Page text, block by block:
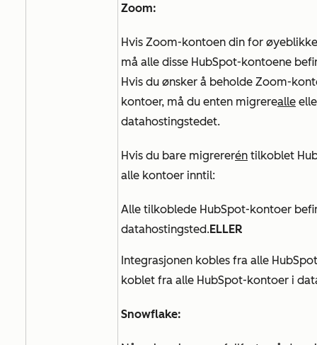
Zoom:
Hvis Zoom-kontoen din for
må alle disse HubSpot-kontoene
Hvis du ønsker å beholde Zoom-
kontoer, må du enten migrerealle
datahostingstedet.
Hvis du bare migrererén tilkoblet
alle kontoer inntil:
Alle tilkoblede HubSpot-kontoer
datahostingsted.ELLER
Integrasjonen kobles fra alle
koblet fra alle HubSpot-kontoer i
Snowflake: